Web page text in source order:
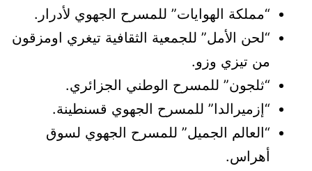
“مملكة الهوايات” للمسرح الجهوي لأدرار.
“لحن الأمل” للجمعية الثقافية تيغري اومزقون
من تيزي وزو.
“ثلجون” للمسرح الوطني الجزائري.
“إزميرالدا” للمسرح الجهوي قسنطينة.
“العالم الجميل” للمسرح الجهوي لسوق
أهراس.